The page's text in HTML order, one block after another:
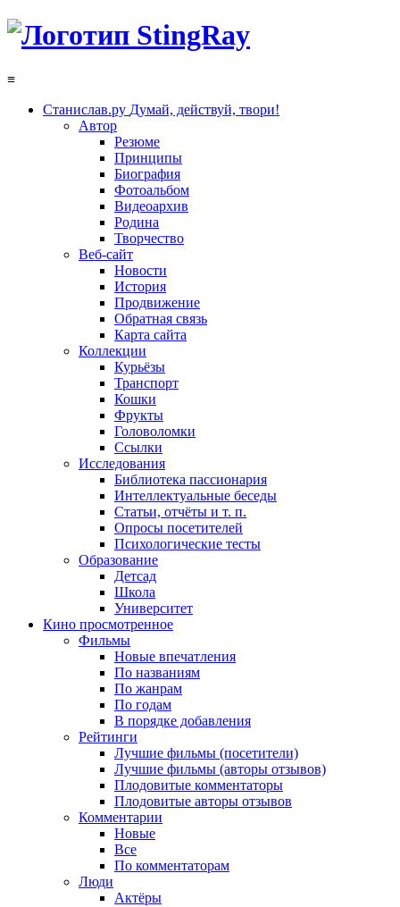
≡
Станислав.ру Думай, действуй, твори!
Автор
Резюме
Принципы
Биография
Фотоальбом
Видеоархив
Родина
Творчество
Веб-сайт
Новости
История
Продвижение
Обратная связь
Карта сайта
Коллекции
Курьёзы
Транспорт
Кошки
Фрукты
Головоломки
Ссылки
Исследования
Библиотека пассионария
Интеллектуальные беседы
Статьи, отчёты и т. п.
Опросы посетителей
Психологические тесты
Образование
Детсад
Школа
Университет
Кино просмотренное
Фильмы
Новые впечатления
По названиям
По жанрам
По годам
В порядке добавления
Рейтинги
Лучшие фильмы (посетители)
Лучшие фильмы (авторы отзывов)
Плодовитые комментаторы
Плодовитые авторы отзывов
Комментарии
Новые
Все
По комментаторам
Люди
Актёры